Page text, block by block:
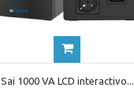
Sai 1000 VA LCD interactivo...